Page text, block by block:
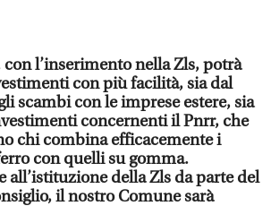
l’inserimento nella Zls, potrà
con più facilità, sia dal
scambi con le imprese estere, sia
concernenti il Pnrr, che
chi combina efficacemente i
con quelli su gomma.
all’istituzione della Zls da parte del
il nostro Comune sarà